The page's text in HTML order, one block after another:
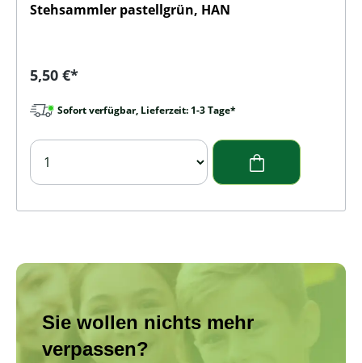
Stehsammler pastellgrün, HAN
Regulärer Preis:
5,50 €*
Sofort verfügbar, Lieferzeit: 1-3 Tage*
Sie wollen nichts mehr
verpassen?